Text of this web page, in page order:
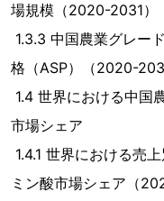
場規模（2020-2031）
1.3.3 中国農業グレー
格（ASP）（2020-
1.4 世界における中国
市場シェア
1.4.1 世界における売
ミン酸市場シェア（